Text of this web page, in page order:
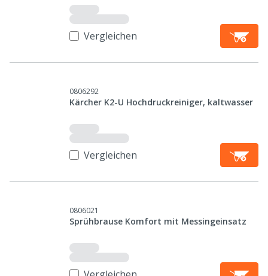
Vergleichen
0806292
Kärcher K2-U Hochdruckreiniger, kaltwasser
Vergleichen
0806021
Sprühbrause Komfort mit Messingeinsatz